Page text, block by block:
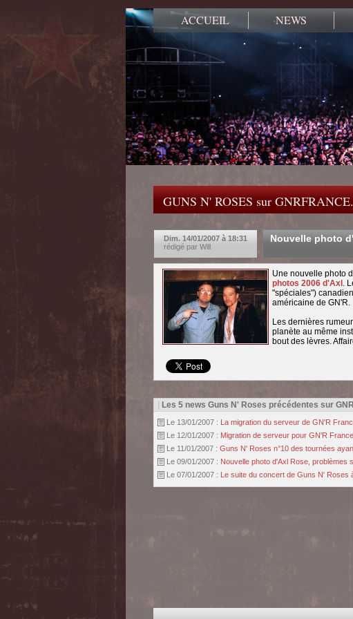
ACCUEIL NEWS
GUNS N' ROSES sur
Dim. 14/01/2007 à 18:31
rédigé par Will
Nouvelle photo
Une nouvelle photo
photos 2006 d'Axl .
"spéciales")
américaine de GN'R.
Les dernières
planète au même
bout des lèvres.
Les 5 news Guns N' Roses précédentes sur
Le 13/01/2007 : La migration du serveur de GN'R
Le 12/01/2007 : Migration de serveur pour GN'R
Le 11/01/2007 : Guns N' Roses n°10 des tournées
Le 09/01/2007 : Nouvelle photo d'Axl Rose, problèmes
Le 07/01/2007 : Le suite du concert de Guns N' Roses